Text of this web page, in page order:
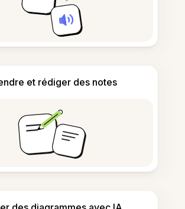
et rédiger des notes